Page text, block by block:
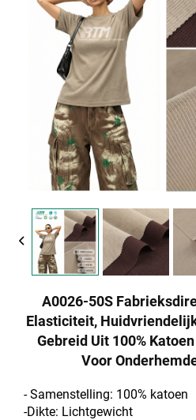
A0026-50S
Elasticiteit,
Gebreid Uit 100%
Voor
- Samenstelling: 100% katoen
-Dikte: Lichtgewicht